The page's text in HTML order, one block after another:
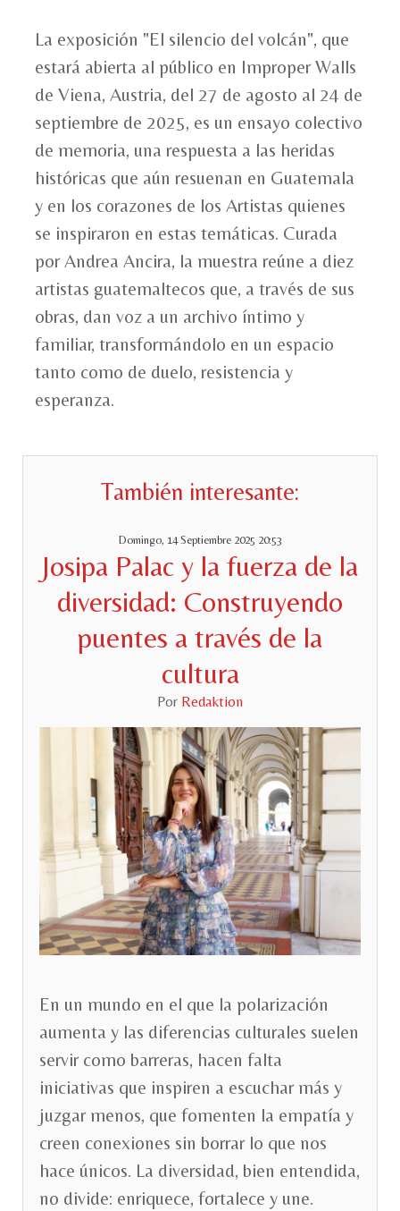
La exposición "El silencio del volcán", que
estará abierta al público en Improper Walls
de Viena, Austria, del 27 de agosto al 24 de
septiembre de 2025, es un ensayo colectivo
de memoria, una respuesta a las heridas
históricas que aún resuenan en Guatemala
y en los corazones de los Artistas quienes
se inspiraron en estas temáticas. Curada
por Andrea Ancira, la muestra reúne a diez
artistas guatemaltecos que, a través de sus
obras, dan voz a un archivo íntimo y
familiar, transformándolo en un espacio
tanto como de duelo, resistencia y
esperanza.
También interesante:
Domingo, 14 Septiembre 2025 20:53
Josipa Palac y la fuerza de la
diversidad: Construyendo
puentes a través de la
cultura
Por Redaktion
En un mundo en el que la polarización
aumenta y las diferencias culturales suelen
servir como barreras, hacen falta
iniciativas que inspiren a escuchar más y
juzgar menos, que fomenten la empatía y
creen conexiones sin borrar lo que nos
hace únicos. La diversidad, bien entendida,
no divide: enriquece, fortalece y une.